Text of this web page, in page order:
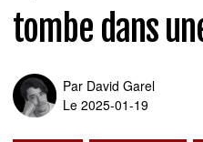
tombe dans
Par David Garel
Le 2025-01-19